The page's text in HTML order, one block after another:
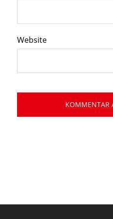
Website